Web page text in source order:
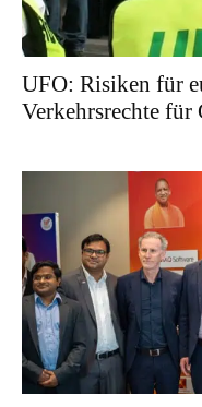
UFO: Risiken für
Verkehrsrechte